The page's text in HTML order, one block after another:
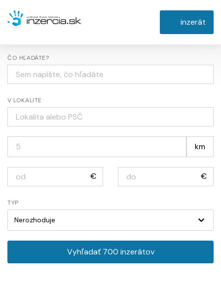
inzerát
ČO HĽADÁTE?
V LOKALITE
km
€ €
TYP
Nerozhoduje
Vyhľadať 700 inzerátov